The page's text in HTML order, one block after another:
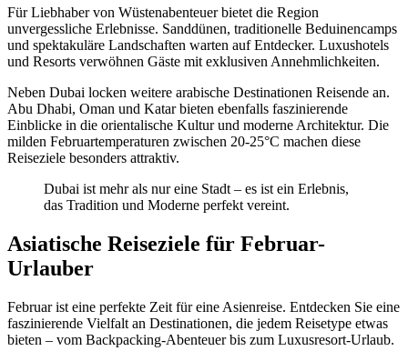
Für Liebhaber von Wüstenabenteuer bietet die Region
unvergessliche Erlebnisse. Sanddünen, traditionelle Beduinencamps
und spektakuläre Landschaften warten auf Entdecker. Luxushotels
und Resorts verwöhnen Gäste mit exklusiven Annehmlichkeiten.
Neben Dubai locken weitere arabische Destinationen Reisende an.
Abu Dhabi, Oman und Katar bieten ebenfalls faszinierende
Einblicke in die orientalische Kultur und moderne Architektur. Die
milden Februartemperaturen zwischen 20-25°C machen diese
Reiseziele besonders attraktiv.
Dubai ist mehr als nur eine Stadt – es ist ein Erlebnis,
das Tradition und Moderne perfekt vereint.
Asiatische Reiseziele für Februar-
Urlauber
Februar ist eine perfekte Zeit für eine Asienreise. Entdecken Sie eine
faszinierende Vielfalt an Destinationen, die jedem Reisetype etwas
bieten – vom Backpacking-Abenteuer bis zum Luxusresort-Urlaub.